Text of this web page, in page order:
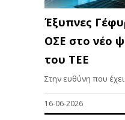
Έξυπνες
ΟΣΕ στο νέο
του ΤΕΕ
Στην ευθύνη που
16-06-2026